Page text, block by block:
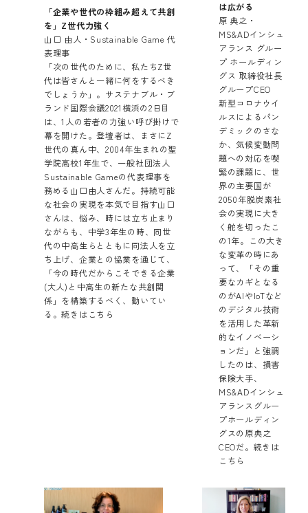
「企業や世代の枠組み超えて共創
を」Z世代力強く
山口 由人・Sustainable Game 代
表理事
「次の世代のために、私たちZ世
代は皆さんと一緒に何をするべき
でしょうか」。サステナブル・ブ
ランド国際会議2021横浜の2日目
は、1人の若者の力強い呼び掛けで
幕を開けた。登壇者は、まさにZ
世代の真ん中、2004年生まれの聖
学院高校1年生で、一般社団法人
Sustainable Gameの代表理事を
務める山口由人さんだ。持続可能
な社会の実現を本気で目指す山口
さんは、悩み、時には立ち止まり
ながらも、中学3年生の時、同世
代の中高生らとともに同法人を立
ち上げ、企業との協業を通じて、
「今の時代だからこそできる企業
(大人)と中高生の新たな共創関
係」を構築するべく、動いてい
る。続きはこちら
は広がる
原 典之・
MS&ADインシュ
アランス グルー
プ ホールディン
グス 取締役社長
グループCEO
新型コロナウイ
ルスによるパン
デミックのさな
か、気候変動問
題への対応を喫
緊の課題に、世
界の主要国が
2050年脱炭素社
会の実現に大き
く舵を切ったこ
の1年。この大き
な変革の時にあ
って、「その重
要なカギとなる
のがAIやIoTなど
のデジタル技術
を活用した革新
的なイノベーシ
ョンだ」と強調
したのは、損害
保険大手、
MS&ADインシュ
アランスグルー
プホールディン
グスの原典之
CEOだ。 続きは
こちら